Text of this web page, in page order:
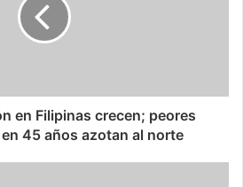
en Filipinas crecen; peores
45 años azotan al norte